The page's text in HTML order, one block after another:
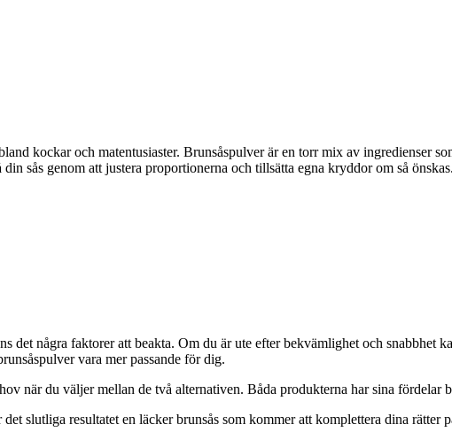
kockar och matentusiaster. Brunsåspulver är en torr mix av ingredienser
sås genom att justera proportionerna och tillsätta egna kryddor om så önskas.
det några faktorer att beakta. Om du är ute efter bekvämlighet och snabbhet
vara mer passande för dig.
när du väljer mellan de två alternativen. Båda produkterna har sina
slutliga resultatet en läcker brunsås som kommer att komplettera dina rätter